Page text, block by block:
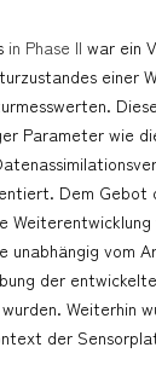
in Phase II war ein
einer
Parameter wie
Dem
unabhängig vom
der
Weiterhin
der